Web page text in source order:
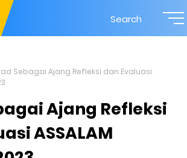
Search
Sebagai Ajang Refleksi dan Evaluasi
Ajang Refleksi
ASSALAM